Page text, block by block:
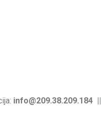
info@209.38.209.184 ||